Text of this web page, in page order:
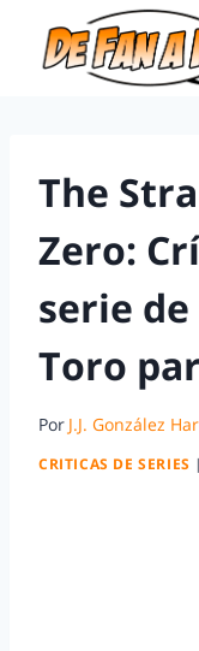
The
Zero:
serie
Toro
Por J.J. González
CRITICAS DE SERIES |